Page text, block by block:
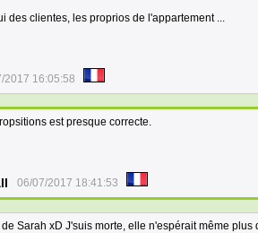
des clientes, les proprios de l'appartement ...
2017 16:05:58
est presque correcte.
06/07/2017 18:41:53
Sarah xD J'suis morte, elle n'espérait même